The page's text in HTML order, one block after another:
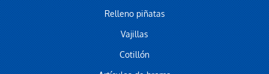
Relleno piñatas
Vajillas
Cotillón